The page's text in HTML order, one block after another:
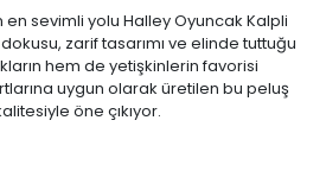
sevimli yolu Halley Oyuncak Kalpli
dokusu, zarif tasarımı ve elinde tuttuğu
hem de yetişkinlerin favorisi
uygun olarak üretilen bu peluş
öne çıkıyor.